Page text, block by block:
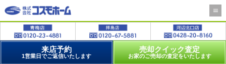
来店予約
1営業日でご返信いたします
売却クイック査定
お家のご売却の査定をいたします